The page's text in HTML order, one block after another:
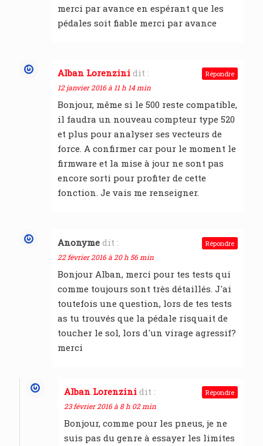
merci par avance en espérant que les
pédales soit fiable merci par avance
Alban Lorenzini dit :
12 janvier 2016 à 11 h 14 min
Bonjour, même si le 500 reste compatible,
il faudra un nouveau compteur type 520
et plus pour analyser ses vecteurs de
force. A confirmer car pour le moment le
firmware et la mise à jour ne sont pas
encore sorti pour profiter de cette
fonction. Je vais me renseigner.
Répondre
Anonyme dit :
22 février 2016 à 20 h 56 min
Bonjour Alban, merci pour tes tests qui
comme toujours sont très détaillés. J'ai
toutefois une question, lors de tes tests
as tu trouvés que la pédale risquait de
toucher le sol, lors d'un virage agressif?
merci
Répondre
Alban Lorenzini dit :
23 février 2016 à 8 h 02 min
Bonjour, comme pour les pneus, je ne
suis pas du genre à essayer les limites
Répondre